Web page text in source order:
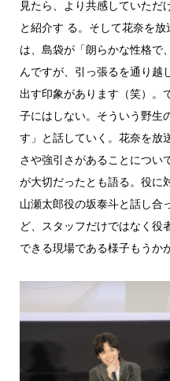
見たら、より共感していただ
と紹介す る。そして花奈を
は、島袋が「朗らかな性格で
んですが、引っ張るを通り越
出す印象があります（笑）。
子にはしない。そういう野生
す」と話していく。花奈を放
さや強引さがあることについ
が大切だったとも語る。役に
山瀬太郎役の坂泰斗と話し合
ど、スタッフだけではなく役
できる現場である様子もうか